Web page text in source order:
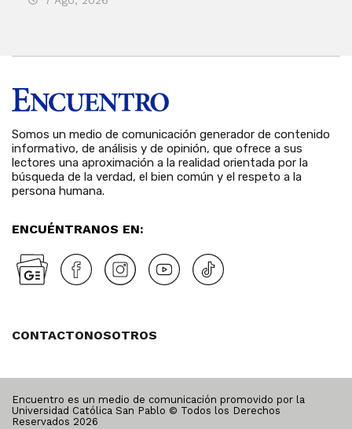
Somos un medio de comunicación generador de contenido
informativo, de análisis y de opinión, que ofrece a sus
lectores una aproximación a la realidad orientada por la
búsqueda de la verdad, el bien común y el respeto a la
persona humana.
ENCUÉNTRANOS EN:
CONTACTONOSOTROS
Encuentro es un medio de comunicación promovido por la
Universidad Católica San Pablo © Todos los Derechos
Reservados 2026